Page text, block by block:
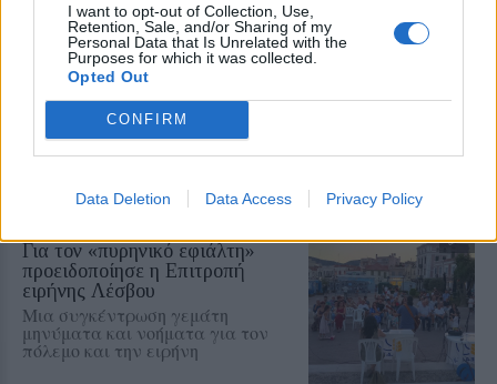
I want to opt-out of Collection, Use,
Retention, Sale, and/or Sharing of my
Personal Data that Is Unrelated with the
Purposes for which it was collected.
Opted Out
CONFIRM
Data Deletion Data Access Privacy Policy
Η Μυτιλήνη κινείται στους
ρυθμούς της Λευκής Νύχτας
Μουσική, παιδικές δράσεις,
κεράσματα και μεγάλες
προσφορές από τις 6.30 το
απόγευμα – Ο Γιάννης Μουτζούρης
παρουσίασε στον «Ν» 99 fm το
Για τον «πυρηνικό εφιάλτη»
προειδοποίησε η Επιτροπή
ειρήνης Λέσβου
Μια συγκέντρωση γεμάτη
μηνύματα και νοήματα για τον
πόλεμο και την ειρήνη